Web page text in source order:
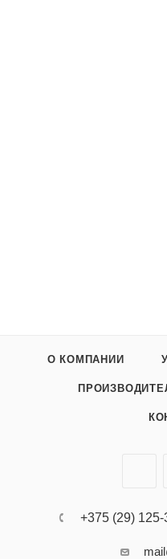
О КОМПАНИИ
+375 (29) 125-